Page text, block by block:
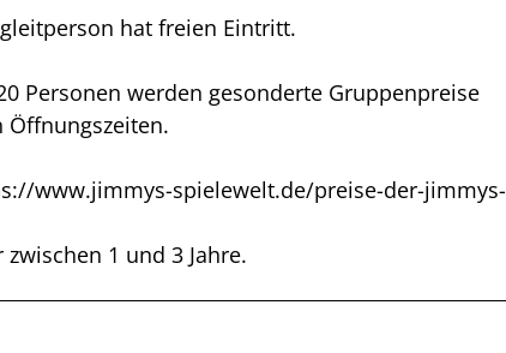
hat freien Eintritt.
Personen werden gesonderte Gruppenpreise
www.jimmys-spielewelt.de/preise-der-jimmys-
1 und 3 Jahre.